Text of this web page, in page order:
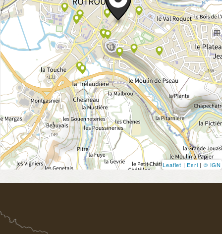
Leaflet | Esri | © IGN